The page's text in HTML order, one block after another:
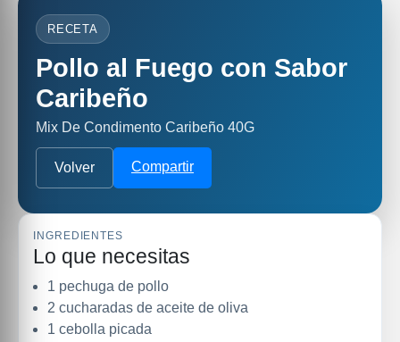
RECETA
Pollo al Fuego con Sabor
Caribeño
Mix De Condimento Caribeño 40G
Volver Compartir
INGREDIENTES
Lo que necesitas
1 pechuga de pollo
2 cucharadas de aceite de oliva
1 cebolla picada